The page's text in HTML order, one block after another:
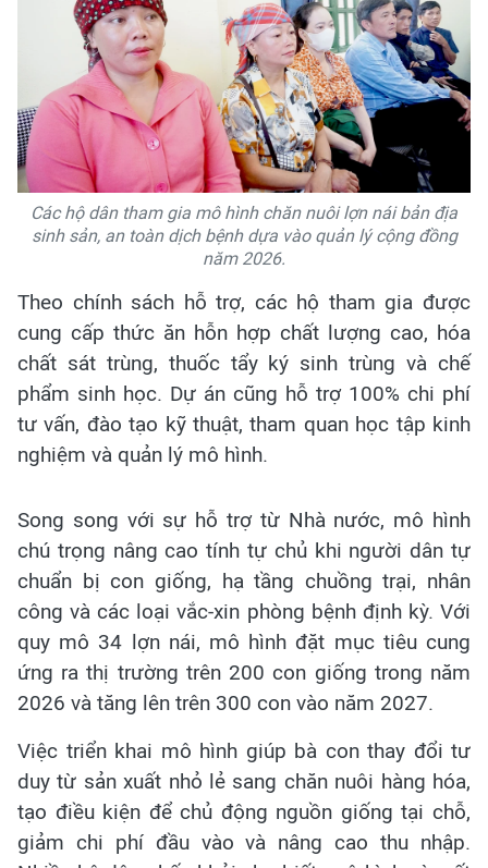
Các hộ dân tham gia mô hình chăn nuôi lợn nái bản địa
sinh sản, an toàn dịch bệnh dựa vào quản lý cộng đồng
năm 2026.
Theo chính sách hỗ trợ, các hộ tham gia được
cung cấp thức ăn hỗn hợp chất lượng cao, hóa
chất sát trùng, thuốc tẩy ký sinh trùng và chế
phẩm sinh học. Dự án cũng hỗ trợ 100% chi phí
tư vấn, đào tạo kỹ thuật, tham quan học tập kinh
nghiệm và quản lý mô hình.
Song song với sự hỗ trợ từ Nhà nước, mô hình
chú trọng nâng cao tính tự chủ khi người dân tự
chuẩn bị con giống, hạ tầng chuồng trại, nhân
công và các loại vắc-xin phòng bệnh định kỳ. Với
quy mô 34 lợn nái, mô hình đặt mục tiêu cung
ứng ra thị trường trên 200 con giống trong năm
2026 và tăng lên trên 300 con vào năm 2027.
Việc triển khai mô hình giúp bà con thay đổi tư
duy từ sản xuất nhỏ lẻ sang chăn nuôi hàng hóa,
tạo điều kiện để chủ động nguồn giống tại chỗ,
giảm chi phí đầu vào và nâng cao thu nhập.